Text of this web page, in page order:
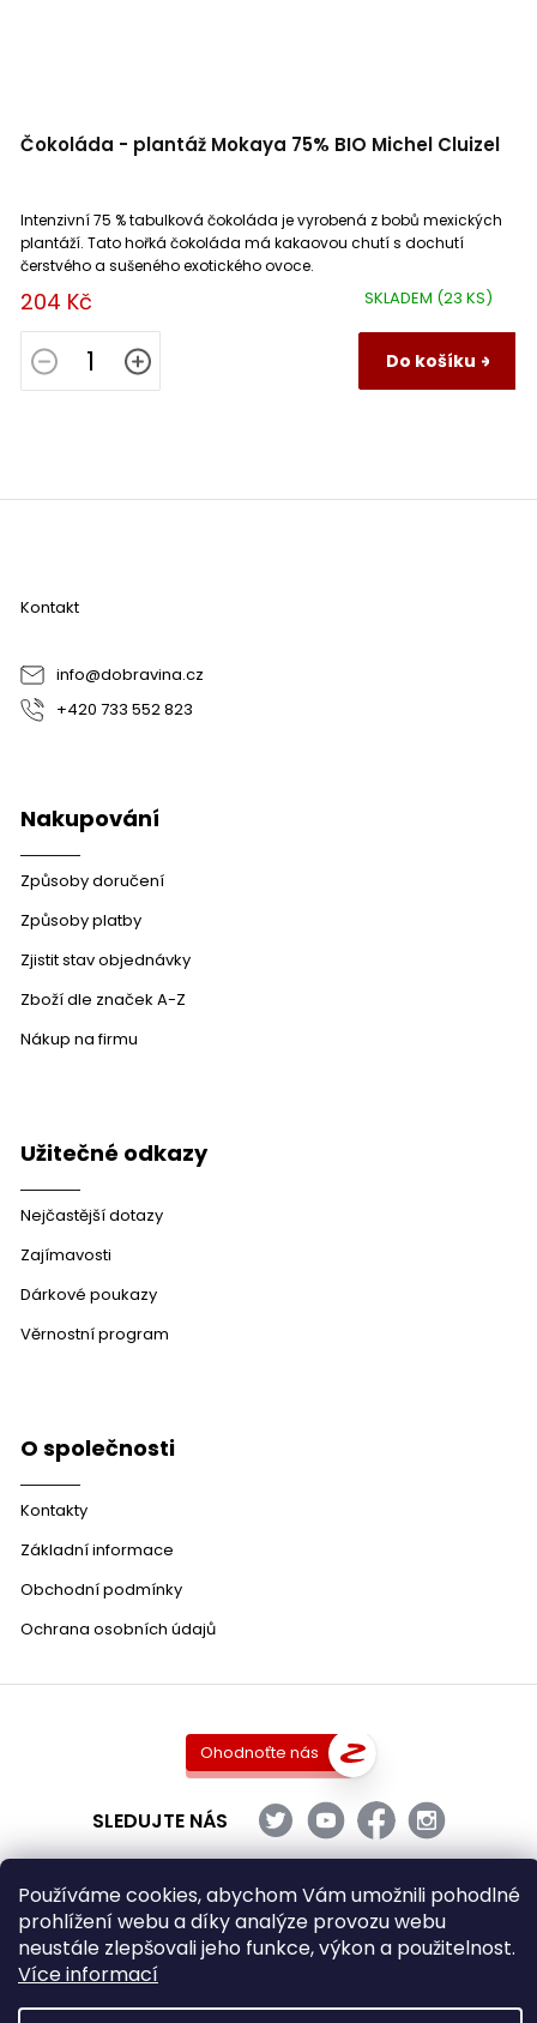
Používáme cookies, abychom Vám umožnili pohodlné
prohlížení webu a díky analýze provozu webu
neustále zlepšovali jeho funkce, výkon a použitelnost.
Více informací
Čokoláda - plantáž Mokaya 75% BIO Michel Cluizel
SKLADEM (23 KS)
204 Kč
Do košíku
Intenzivní 75 % tabulková čokoláda je vyrobená z bobů mexických
plantáží. Tato hořká čokoláda má kakaovou chutí s dochutí
čerstvého a sušeného exotického ovoce.
Z
Kontakt
info@dobravina.cz
+420 733 552 823
Nakupování
Způsoby doručení
Způsoby platby
Zjistit stav objednávky
Zboží dle značek A-Z
Nákup na firmu
Užitečné odkazy
Nejčastější dotazy
Zajímavosti
Dárkové poukazy
Věrnostní program
O společnosti
Kontakty
Základní informace
Obchodní podmínky
Ochrana osobních údajů
Ohodnoťte nás
SLEDUJTE NÁS
Copyright 2026DobraVina.cz. Všechna práva vyhrazena.
Upravit nastavení cookies
Grafický návrh vytvořil a nakódoval